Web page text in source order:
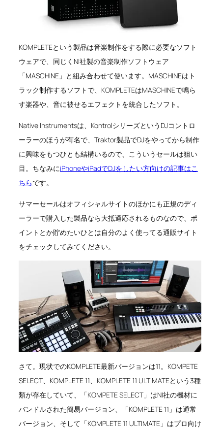
KOMPLETEという製品は音楽制作をする際に必要なソフト
ウェアで、同じくNI社製の音楽制作ソフトウェア
「MASCHINE」と組み合わせて使います。MASCHINEはト
ラック制作するソフトで、KOMPLETEはMASCHINEで鳴ら
す楽器や、音に被せるエフェクトを統合したソフト。
Native Instrumentsは、KontrolシリーズというDJコントロ
ーラーのほうが有名で、Traktor製品でDJをやってから制作
に興味をもつひとも結構いるので、こういうセールは狙い
目。ちなみにiPhoneやiPadでDJをしたい方向けの記事はこ
ちらです。
サマーセールはオフィシャルサイトのほかにも正規のディ
ーラーで購入した製品なら大抵適応されるものなので、ポ
イントとか貯めたいひとは自分のよく使ってる通販サイト
をチェックしてみてください。
さて。現状でのKOMPLETE最新バージョンは11。KOMPETE
SELECT、KOMPLETE 11、KOMPLETE 11 ULTIMATEという3種
類が存在していて、「KOMPETE SELECT」はNI社の機材に
バンドルされた簡易バージョン、「KOMPLETE 11」は通常
バージョン、そして「KOMPLETE 11 ULTIMATE」はプロ向け